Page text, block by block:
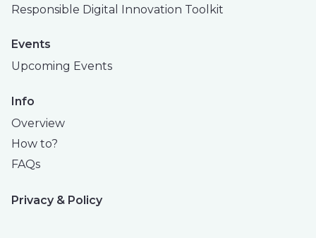
Responsible Digital Innovation Toolkit
Events
Upcoming Events
Info
Overview
How to?
FAQs
Privacy & Policy